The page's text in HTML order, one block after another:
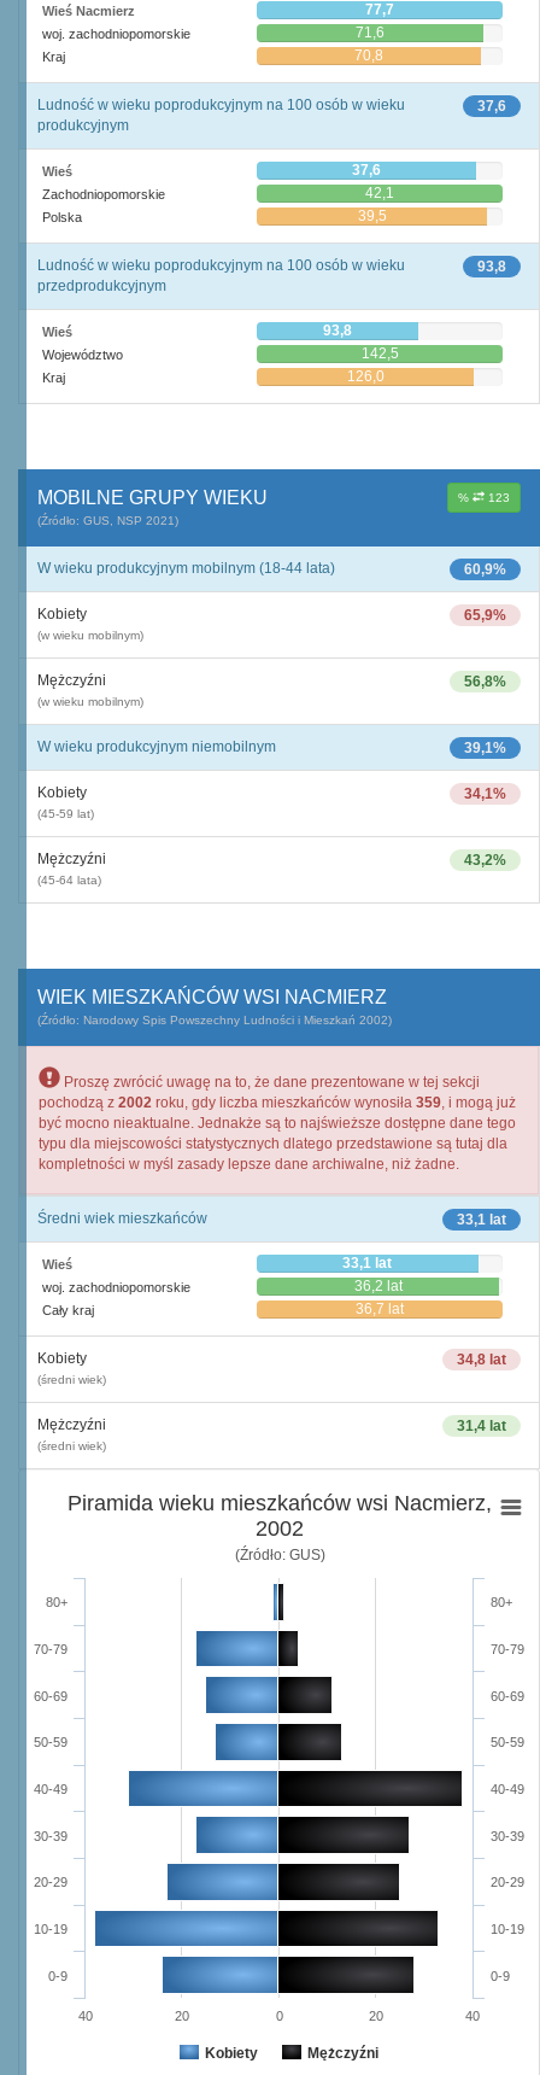
Wieś Nacmierz 77,7
woj. zachodniopomorskie 71,6
Kraj 70,8
37,6
Ludność w wieku poprodukcyjnym na 100 osób w wieku
produkcyjnym
Wieś 37,6
Zachodniopomorskie 42,1
Polska 39,5
93,8
Ludność w wieku poprodukcyjnym na 100 osób w wieku
przedprodukcyjnym
Wieś 93,8
Województwo 142,5
Kraj 126,0
% 123
MOBILNE GRUPY WIEKU
(Źródło: GUS, NSP 2021)
60,9%
W wieku produkcyjnym mobilnym (18-44 lata)
65,9%
Kobiety
(w wieku mobilnym)
56,8%
Mężczyźni
(w wieku mobilnym)
39,1%
W wieku produkcyjnym niemobilnym
34,1%
Kobiety
(45-59 lat)
43,2%
Mężczyźni
(45-64 lata)
WIEK MIESZKAŃCÓW WSI NACMIERZ
(Źródło: Narodowy Spis Powszechny Ludności i Mieszkań 2002)
Proszę zwrócić uwagę na to, że dane prezentowane w tej sekcji
pochodzą z 2002 roku, gdy liczba mieszkańców wynosiła 359, i mogą już
być mocno nieaktualne. Jednakże są to najświeższe dostępne dane tego
typu dla miejscowości statystycznych dlatego przedstawione są tutaj dla
kompletności w myśl zasady lepsze dane archiwalne, niż żadne.
33,1 lat
Średni wiek mieszkańców
Wieś 33,1 lat
woj. zachodniopomorskie 36,2 lat
Cały kraj 36,7 lat
34,8 lat
Kobiety
(średni wiek)
31,4 lat
Mężczyźni
(średni wiek)
Piramida wieku mieszkańców wsi Nacmierz,
2002
(Źródło: GUS)
Kobiety Mężczyźni
0-9
10-19
20-29
30-39
40-49
50-59
60-69
70-79
80+
0-9
10-19
20-29
30-39
40-49
50-59
60-69
70-79
80+
40 20 0 20 40